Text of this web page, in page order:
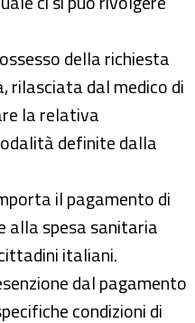
della richiesta
rilasciata dal medico di
la relativa
definite dalla
il pagamento di
alla spesa sanitaria
italiani.
dal pagamento
condizioni di